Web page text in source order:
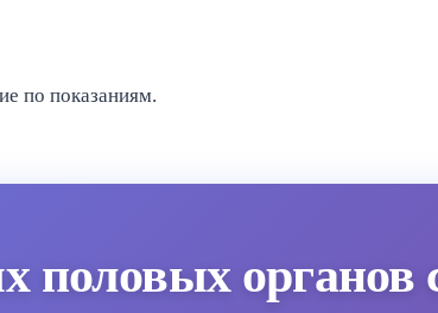
по показаниям.
органов